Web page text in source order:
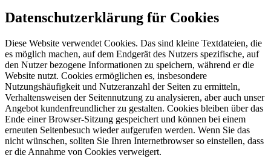
Datenschutzerklärung für Cookies
Diese Website verwendet Cookies. Das sind kleine Textdateien, die
es möglich machen, auf dem Endgerät des Nutzers spezifische, auf
den Nutzer bezogene Informationen zu speichern, während er die
Website nutzt. Cookies ermöglichen es, insbesondere
Nutzungshäufigkeit und Nutzeranzahl der Seiten zu ermitteln,
Verhaltensweisen der Seitennutzung zu analysieren, aber auch unser
Angebot kundenfreundlicher zu gestalten. Cookies bleiben über das
Ende einer Browser-Sitzung gespeichert und können bei einem
erneuten Seitenbesuch wieder aufgerufen werden. Wenn Sie das
nicht wünschen, sollten Sie Ihren Internetbrowser so einstellen, dass
er die Annahme von Cookies verweigert.